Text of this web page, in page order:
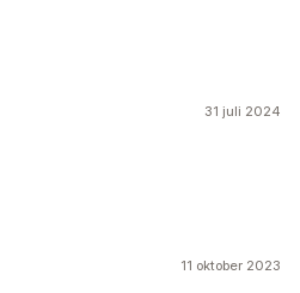
31 juli 2024
11 oktober 2023